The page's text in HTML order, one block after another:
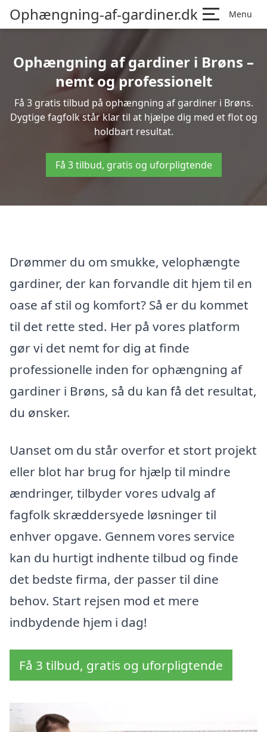
Ophængning-af-gardiner.dk Menu
Ophængning af gardiner i Brøns –
nemt og professionelt
Få 3 gratis tilbud på ophængning af gardiner i Brøns.
Dygtige fagfolk står klar til at hjælpe dig med et flot og
holdbart resultat.
Få 3 tilbud, gratis og uforpligtende
Drømmer du om smukke, velophængte
gardiner, der kan forvandle dit hjem til en
oase af stil og komfort? Så er du kommet
til det rette sted. Her på vores platform
gør vi det nemt for dig at finde
professionelle inden for ophængning af
gardiner i Brøns, så du kan få det resultat,
du ønsker.
Uanset om du står overfor et stort projekt
eller blot har brug for hjælp til mindre
ændringer, tilbyder vores udvalg af
fagfolk skræddersyede løsninger til
enhver opgave. Gennem vores service
kan du hurtigt indhente tilbud og finde
det bedste firma, der passer til dine
behov. Start rejsen mod et mere
indbydende hjem i dag!
Få 3 tilbud, gratis og uforpligtende